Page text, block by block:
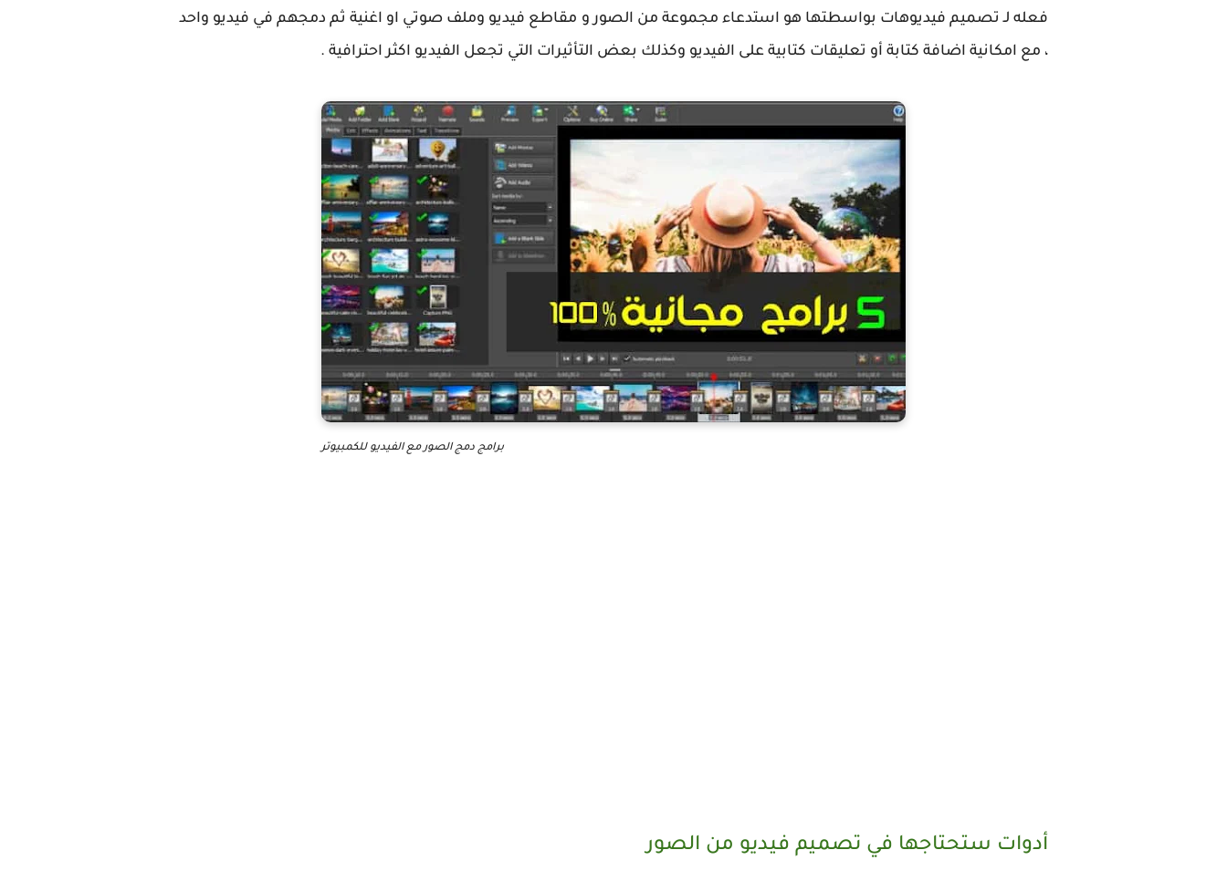
فعله لـ تصميم فيديوهات بواسطتها هو استدعاء مجموعة من الصور و مقاطع فيديو وملف صوتي او اغنية ثم دمجهم في فيديو واحد
، مع امكانية اضافة كتابة أو تعليقات كتابية على الفيديو وكذلك بعض التأثيرات التي تجعل الفيديو اكثر احترافية .
برامج دمج الصور مع الفيديو للكمبيوتر
أدوات ستحتاجها في تصميم فيديو من الصور